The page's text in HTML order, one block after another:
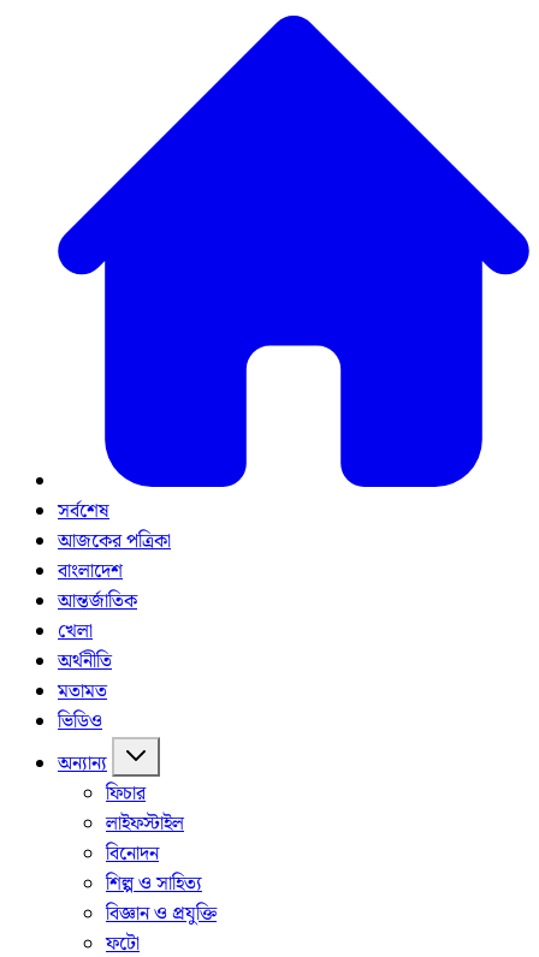
সর্বশেষ
আজকের পত্রিকা
বাংলাদেশ
আন্তর্জাতিক
খেলা
অর্থনীতি
মতামত
ভিডিও
অন্যান্য
ফিচার
লাইফস্টাইল
বিনোদন
শিল্প ও সাহিত্য
বিজ্ঞান ও প্রযুক্তি
ফটো